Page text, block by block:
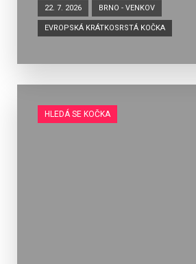
22. 7. 2026 BRNO - VENKOV
EVROPSKÁ KRÁTKOSRSTÁ KOČKA
HLEDÁ SE KOČKA